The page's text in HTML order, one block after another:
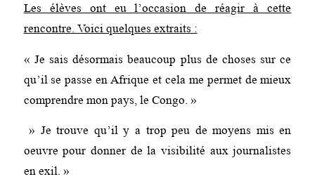
Les élèves ont eu l’occasion de réagir à cette
rencontre. Voici quelques extraits :
« Je sais désormais beaucoup plus de choses sur ce
qu’il se passe en Afrique et cela me permet de mieux
comprendre mon pays, le Congo. »
» Je trouve qu’il y a trop peu de moyens mis en
oeuvre pour donner de la visibilité aux journalistes
en exil. »